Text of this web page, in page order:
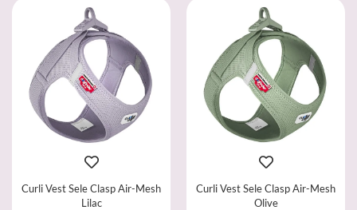
Curli Vest Sele Clasp Air-Mesh
Lilac
Curli Vest Sele Clasp Air-Mesh
Olive